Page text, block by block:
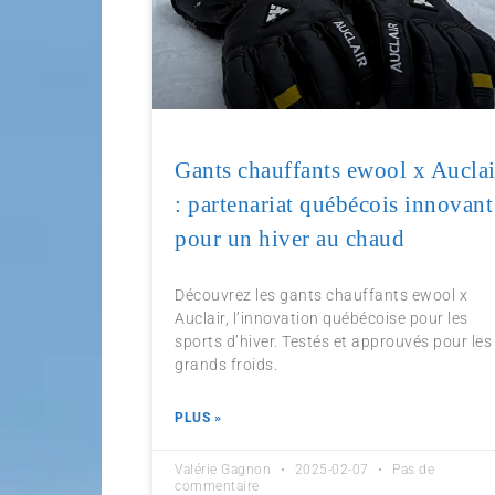
Gants chauffants ewool x
: partenariat québécois innovant
pour un hiver au chaud
Découvrez les gants chauffants ewool x
Auclair, l’innovation québécoise pour les
sports d’hiver. Testés et approuvés pour les
grands froids.
PLUS »
Valérie Gagnon 2025-02-07
Pas de
commentaire